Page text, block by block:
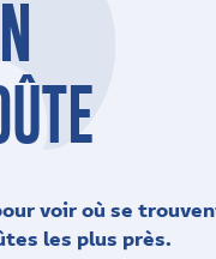
voir où se
les plus près.